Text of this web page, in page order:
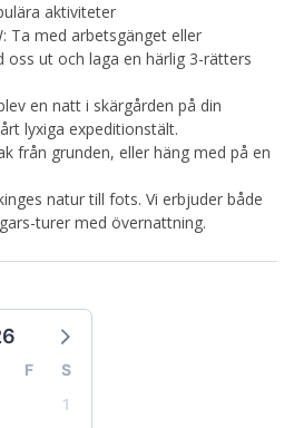
aktiviteter
Ta med arbetsgänget eller
oss ut och laga en härlig 3-rätters
en natt i skärgården på din
lyxiga expeditionstält.
från grunden, eller häng med på en
natur till fots. Vi erbjuder både
turer med övernattning.
F
S
1